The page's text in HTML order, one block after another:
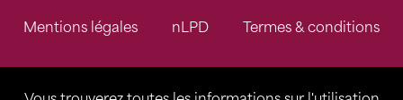
Mentions légales nLPD Termes & conditions